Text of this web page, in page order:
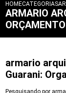
HOMECATEGORIAS
ARMARIO
armario
Guarani:
Pesquisando por